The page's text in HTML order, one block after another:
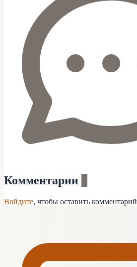
Комментарии
Войдите, чтобы оставить комментарий